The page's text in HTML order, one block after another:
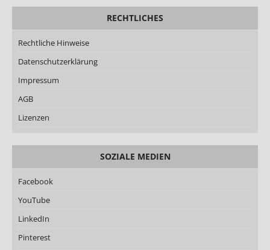
RECHTLICHES
Rechtliche Hinweise
Datenschutzerklärung
Impressum
AGB
Lizenzen
SOZIALE MEDIEN
Facebook
YouTube
LinkedIn
Pinterest